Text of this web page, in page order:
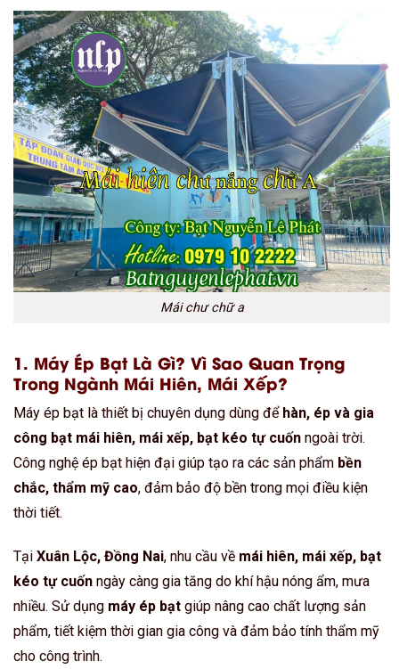
Mái chư chữ a
1. Máy Ép Bạt Là Gì? Vì Sao Quan Trọng
Trong Ngành Mái Hiên, Mái Xếp?
Máy ép bạt là thiết bị chuyên dụng dùng để hàn, ép và gia
công bạt mái hiên, mái xếp, bạt kéo tự cuốn ngoài trời.
Công nghệ ép bạt hiện đại giúp tạo ra các sản phẩm bền
chắc, thẩm mỹ cao, đảm bảo độ bền trong mọi điều kiện
thời tiết.
Tại Xuân Lộc, Đồng Nai, nhu cầu về mái hiên, mái xếp, bạt
kéo tự cuốn ngày càng gia tăng do khí hậu nóng ẩm, mưa
nhiều. Sử dụng máy ép bạt giúp nâng cao chất lượng sản
phẩm, tiết kiệm thời gian gia công và đảm bảo tính thẩm mỹ
cho công trình.